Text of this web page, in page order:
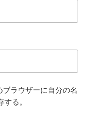
ラウザーに自分の名
る。